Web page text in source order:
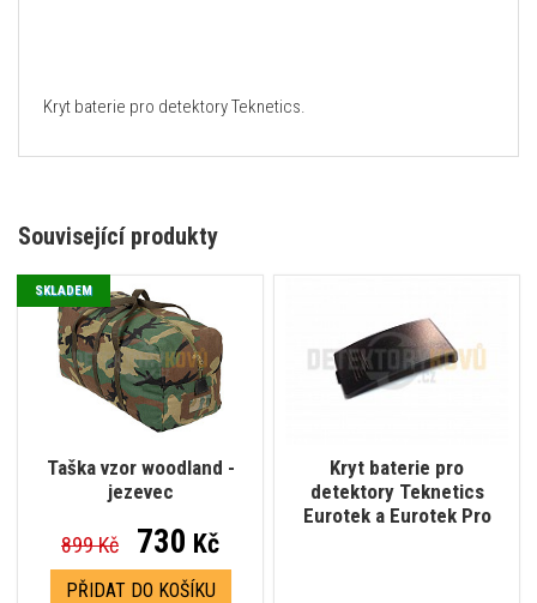
Kryt baterie pro detektory Teknetics.
Související produkty
Taška vzor woodland -
jezevec
SKLADEM
899 Kč 730 Kč
PŘIDAT DO KOŠÍKU
Kryt baterie pro
detektory Teknetics
Eurotek a Eurotek Pro